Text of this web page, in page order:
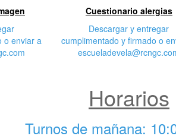
o enviar a
Cuestionario alergias
Descargar y entregar
cumplimentado y firmado o
Horarios
Turnos de mañana: